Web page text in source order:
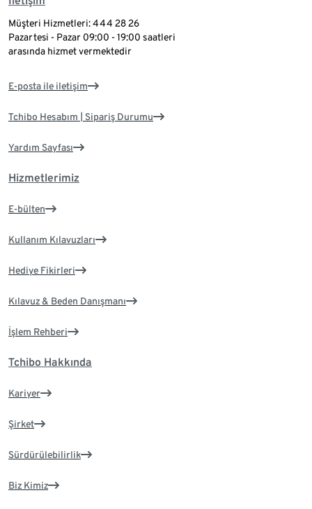
Müşteri Hizmetleri: 444 28 26
Pazartesi - Pazar 09:00 - 19:00 saatleri
arasında hizmet vermektedir
E-posta ile iletişim
Tchibo Hesabım | Sipariş Durumu
Yardım Sayfası
Hizmetlerimiz
E-bülten
Kullanım Kılavuzları
Hediye Fikirleri
Kılavuz & Beden Danışmanı
İşlem Rehberi
Tchibo Hakkında
Kariyer
Şirket
Sürdürülebilirlik
Biz Kimiz